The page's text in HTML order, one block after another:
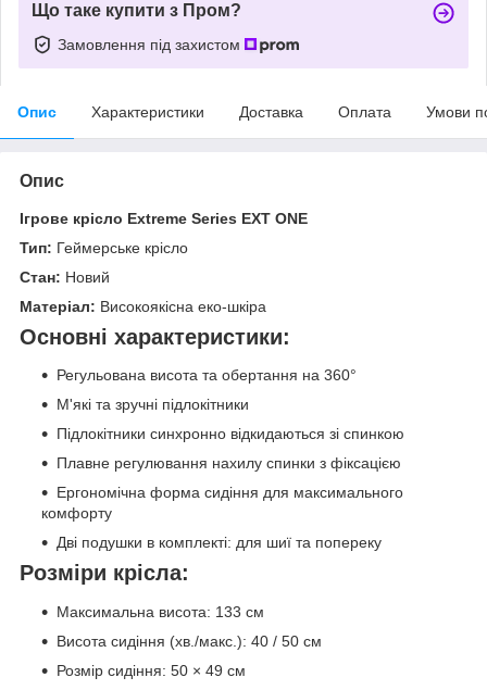
Що таке купити з Пром?
Замовлення під захистом
Опис Характеристики Доставка Оплата Умови
Опис
Ігрове крісло Extreme Series EXT ONE
Тип: Геймерське крісло
Стан: Новий
Матеріал: Високоякісна еко-шкіра
Основні характеристики:
Регульована висота та обертання на 360°
М'які та зручні підлокітники
Підлокітники синхронно відкидаються зі спинкою
Плавне регулювання нахилу спинки з фіксацією
Ергономічна форма сидіння для максимального
комфорту
Дві подушки в комплекті: для шиї та попереку
Розміри крісла:
Максимальна висота: 133 см
Висота сидіння (хв./макс.): 40 / 50 см
Розмір сидіння: 50 × 49 см